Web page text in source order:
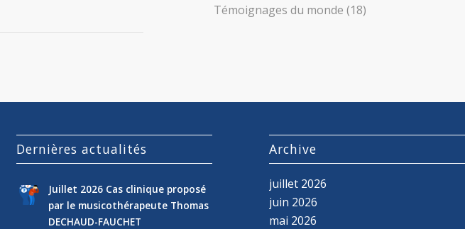
Témoignages du monde (18)
Dernières actualités
Juillet 2026 Cas clinique proposé
par le musicothérapeute Thomas
DECHAUD-FAUCHET
Archive
juillet 2026
juin 2026
mai 2026